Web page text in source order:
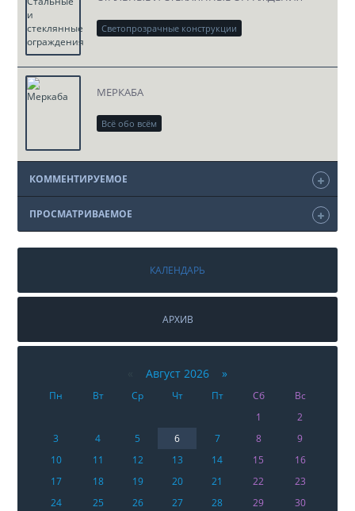
Светопрозрачные конструкции
МЕРКАБА
Всё обо всём
КОММЕНТИРУЕМОЕ
ПРОСМАТРИВАЕМОЕ
КАЛЕНДАРЬ
АРХИВ
Август 2026 »
Пн Вт Ср Чт Пт Сб
Вс
1
2
3
4 5 6 7 8
9
10
11 12 13 14 15
16
17
18 19 20 21 22
23
24
25 26 27 28 29
30